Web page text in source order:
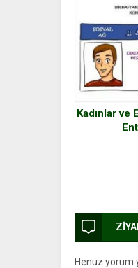
Kadınlar ve
Henüz yorum